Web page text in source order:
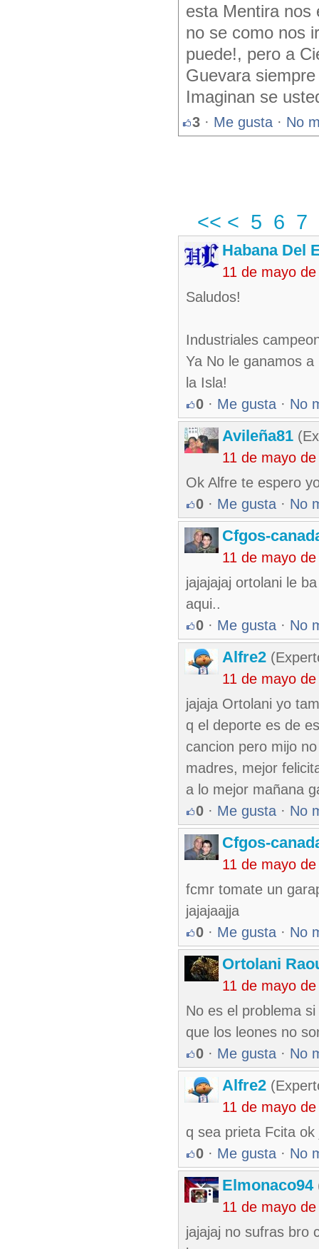
esta Mentira nos
no se como nos
puede!, pero a
Guevara
Imaginan se
3 · Me gusta · No
<< < 5 6 7
Habana Del
11 de mayo
Saludos!
Industriales
Ya No le ganamos
la Isla!
0 · Me gusta · No
Avileña81
11 de mayo
Ok Alfre te espero
0 · Me gusta · No
Cfgos-
11 de mayo
jajajajaj ortolani le
aqui..
0 · Me gusta · No
Alfre2
11 de mayo
jajaja Ortolani yo
q el deporte es de
cancion pero mijo
madres, mejor
a lo mejor mañana
0 · Me gusta · No
Cfgos-
11 de mayo
fcmr tomate un
jajajaajja
0 · Me gusta · No
Ortolani
11 de mayo
No es el problema
que los leones no
0 · Me gusta · No
Alfre2
11 de mayo
q sea prieta Fcita ok
0 · Me gusta · No
Elmonaco94
11 de mayo
jajajaj no sufras bro